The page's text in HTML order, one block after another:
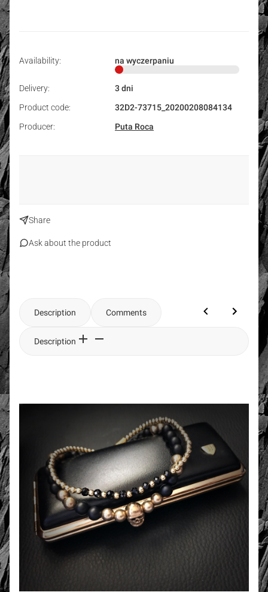
Availability: na wyczerpaniu
Delivery:
3 dni
Product code:
32D2-73715_20200208084134
Producer:
Puta Roca
Share
Ask about the product
Description Comments
Description